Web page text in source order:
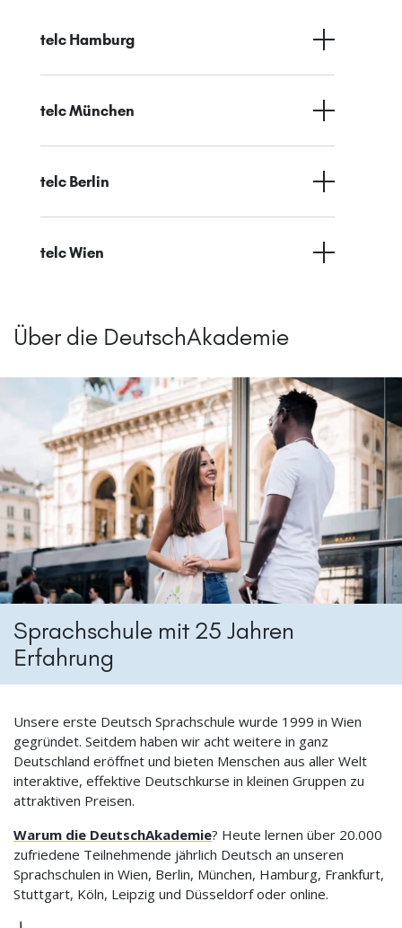
telc Hamburg
telc München
telc Berlin
telc Wien
Über die DeutschAkademie
Sprachschule mit 25 Jahren
Erfahrung
Unsere erste Deutsch Sprachschule wurde 1999 in Wien
gegründet. Seitdem haben wir acht weitere in ganz
Deutschland eröffnet und bieten Menschen aus aller Welt
interaktive, effektive Deutschkurse in kleinen Gruppen zu
attraktiven Preisen.
Warum die DeutschAkademie? Heute lernen über 20.000
zufriedene Teilnehmende jährlich Deutsch an unseren
Sprachschulen in Wien, Berlin, München, Hamburg, Frankfurt,
Stuttgart, Köln, Leipzig und Düsseldorf oder online.